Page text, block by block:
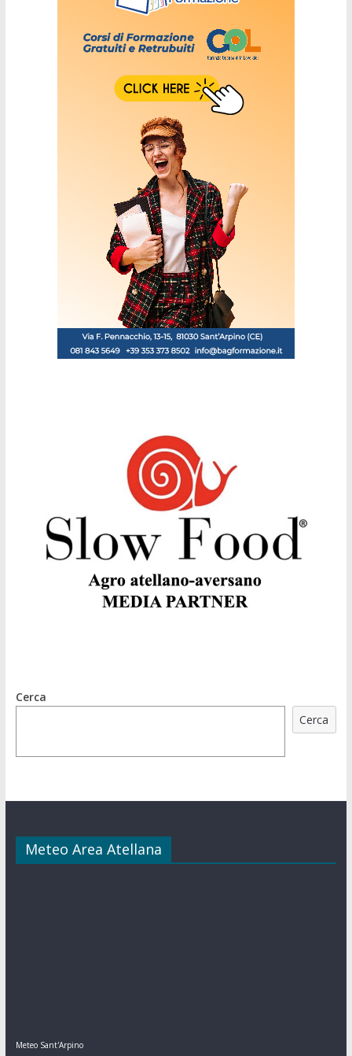
Cerca
Cerca
Meteo Area Atellana
Meteo Sant'Arpino